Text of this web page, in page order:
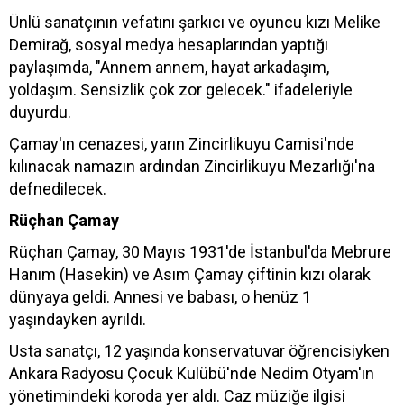
Ünlü sanatçının vefatını şarkıcı ve oyuncu kızı Melike
Demirağ, sosyal medya hesaplarından yaptığı
paylaşımda, "Annem annem, hayat arkadaşım,
yoldaşım. Sensizlik çok zor gelecek." ifadeleriyle
duyurdu.
Çamay'ın cenazesi, yarın Zincirlikuyu Camisi'nde
kılınacak namazın ardından Zincirlikuyu Mezarlığı'na
defnedilecek.
Rüçhan Çamay
Rüçhan Çamay, 30 Mayıs 1931'de İstanbul'da Mebrure
Hanım (Hasekin) ve Asım Çamay çiftinin kızı olarak
dünyaya geldi. Annesi ve babası, o henüz 1
yaşındayken ayrıldı.
Usta sanatçı, 12 yaşında konservatuvar öğrencisiyken
Ankara Radyosu Çocuk Kulübü'nde Nedim Otyam'ın
yönetimindeki koroda yer aldı. Caz müziğe ilgisi